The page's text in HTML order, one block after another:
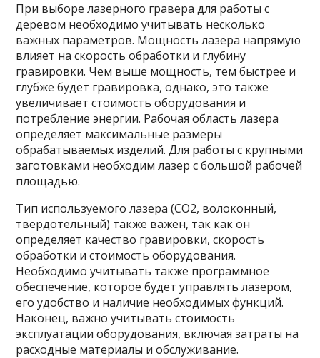
При выборе лазерного гравера для работы с
деревом необходимо учитывать несколько
важных параметров. Мощность лазера напрямую
влияет на скорость обработки и глубину
гравировки. Чем выше мощность, тем быстрее и
глубже будет гравировка, однако, это также
увеличивает стоимость оборудования и
потребление энергии. Рабочая область лазера
определяет максимальные размеры
обрабатываемых изделий. Для работы с крупными
заготовками необходим лазер с большой рабочей
площадью.
Тип используемого лазера (CO2, волоконный,
твердотельный) также важен, так как он
определяет качество гравировки, скорость
обработки и стоимость оборудования.
Необходимо учитывать также программное
обеспечение, которое будет управлять лазером,
его удобство и наличие необходимых функций.
Наконец, важно учитывать стоимость
эксплуатации оборудования, включая затраты на
расходные материалы и обслуживание.